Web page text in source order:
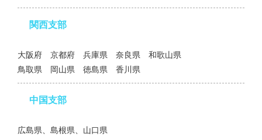
関西支部
大阪府 京都府 兵庫県 奈良県 和歌山県
鳥取県 岡山県 徳島県 香川県
中国支部
広島県、島根県、山口県